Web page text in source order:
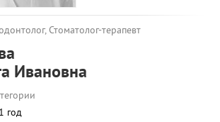
Стоматолог-терапевт
Ивановна
год